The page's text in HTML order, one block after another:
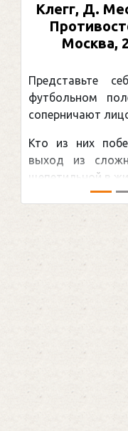
Клегг, Д.
Москва,
Представьте
футбольном
соперничают
Кто из них
выход из
щепетильной в